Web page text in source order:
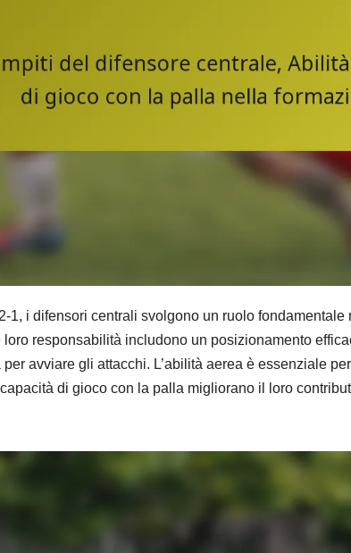
1, i difensori centrali svolgono un ruolo fondamentale
loro responsabilità includono un posizionamento
avviare gli attacchi. L’abilità aerea è essenziale
di gioco con la palla migliorano il loro